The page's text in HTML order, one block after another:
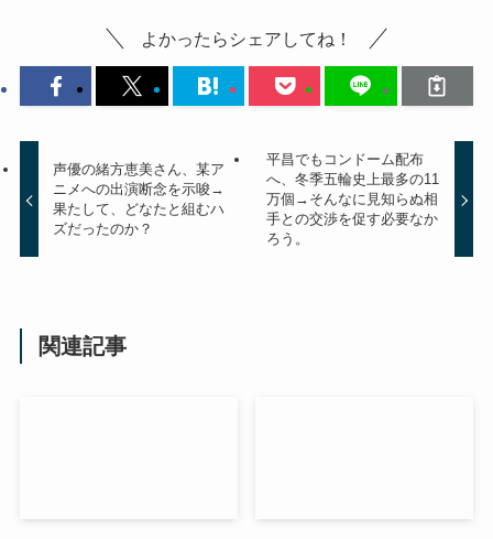
よかったらシェアしてね！
声優の緒方恵美さん、某ア
ニメへの出演断念を示唆→
果たして、どなたと組むハ
ズだったのか？
平昌でもコンドーム配布
へ、冬季五輪史上最多の11
万個→そんなに見知らぬ相
手との交渉を促す必要なか
ろう。
関連記事